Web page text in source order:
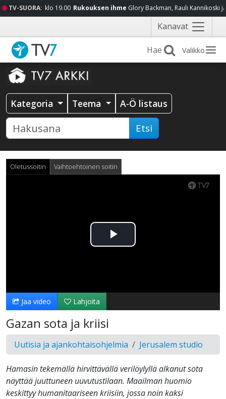
TV-SUORA: klo 19.00 Rukouksen ihme Glory Backman, Rauli Kannikoski
Kanavat Näytä
valikko
Valikko
Kategoria Teema A-Ö listaus
Etsi
Oletussoitin Vaihtoehtoinen soitin
Toista
Jaa video Lahjoita
Gazan sota ja kriisi
Uutisia ja ajankohtaisohjelmia Jerusalem studio
Hamasin tekemällä hirvittävällä verilöylyllä alkanut sota
näyttää juuttuneen uuvutustilaan. Maailman huomio
keskittyy humanitaariseen kriisiin, jossa noin kaksi